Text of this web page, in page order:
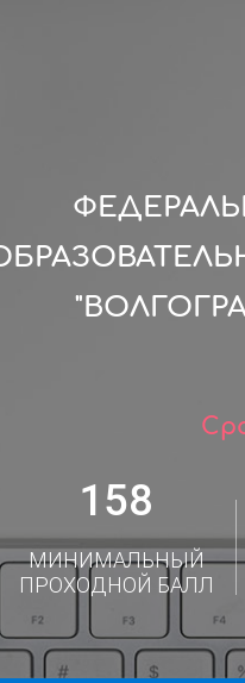
158
МИНИМАЛЬНЫЙ
ПРОХОДНОЙ БАЛЛ